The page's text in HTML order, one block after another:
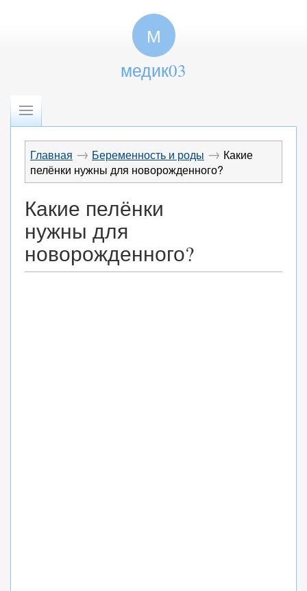
М
медик03
Главная → Беременность и роды → Какие
пелёнки нужны для новорожденного?
Какие пелёнки
нужны для
новорожденного?